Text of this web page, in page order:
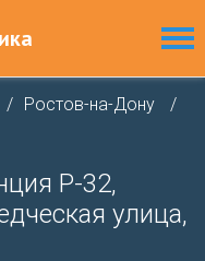
Ростов-на-Дону
Р-32,
улица,